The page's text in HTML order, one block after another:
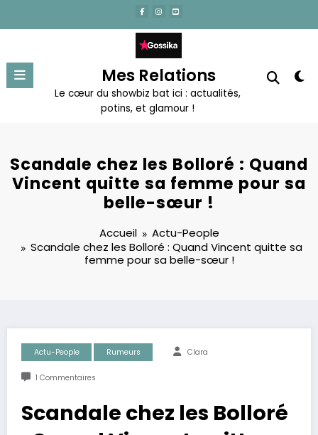
contenu
Mes Relations
Le cœur du showbiz bat ici : actualités,
potins, et glamour !
Scandale chez les Bolloré : Quand
Vincent quitte sa femme pour sa
belle-sœur !
Accueil
Actu-People
Scandale chez les Bolloré : Quand Vincent quitte sa
femme pour sa belle-sœur !
Actu-People Rumeurs Clara
1 Commentaires
Scandale chez les Bolloré